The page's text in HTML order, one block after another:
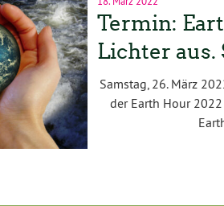
Termin:
Lichter
Samstag, 26. März
der Earth Hour